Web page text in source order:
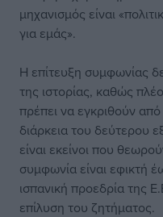
μηχανισμός είναι
για εμάς».
Η επίτευξη συμφωνίας
της ιστορίας, καθώς
πρέπει να εγκριθούν
διάρκεια του δεύτερου
είναι εκείνοι που
συμφωνία είναι εφικτή
ισπανική προεδρία της
επίλυση του ζητήματος.